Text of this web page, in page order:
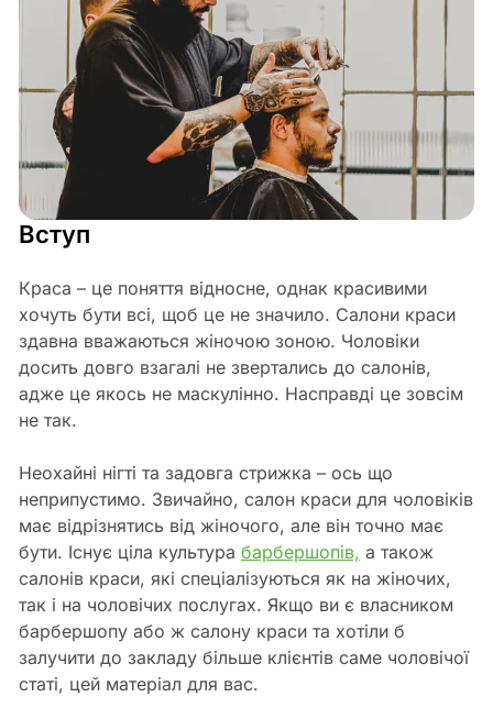
Вступ
Краса – це поняття відносне, однак красивими
хочуть бути всі, щоб це не значило. Салони краси
здавна вважаються жіночою зоною. Чоловіки
досить довго взагалі не звертались до салонів,
адже це якось не маскулінно. Насправді це зовсім
не так.
Неохайні нігті та задовга стрижка – ось що
неприпустимо. Звичайно, салон краси для чоловіків
має відрізнятись від жіночого, але він точно має
бути. Існує ціла культура барбершопів, а також
салонів краси, які спеціалізуються як на жіночих,
так і на чоловічих послугах. Якщо ви є власником
барбершопу або ж салону краси та хотіли б
залучити до закладу більше клієнтів саме чоловічої
статі, цей матеріал для вас.